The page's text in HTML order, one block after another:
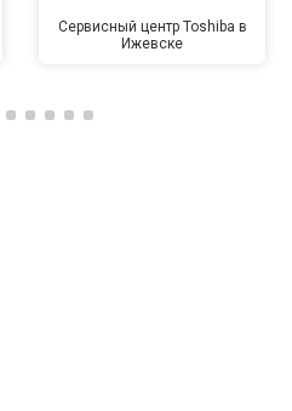
Сервисный центр Toshiba в
Ижевске